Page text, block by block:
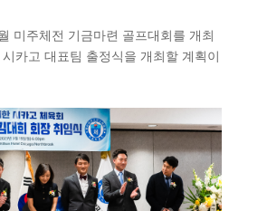
미주체전 기금마련 골프대회를 개최
카고 대표팀 출정식을 개최할 계획이